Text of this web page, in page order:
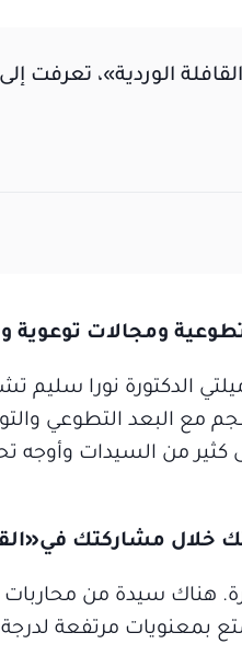
الوردية»،
ومجالات توعوية
الدكتورة نورا
مع البعد التطوعي
كثير من السيدات وأوجه
خلال مشاركتك
هناك سيدة من محاربات
بمعنويات مرتفعة